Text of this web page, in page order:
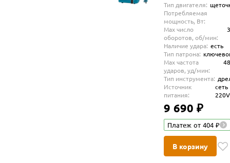
Тип двигателя:
Потребляемая
мощность, Вт:
Max число
оборотов, об/мин:
Наличие удара: есть
Тип патрона:
Max частота
ударов, уд/мин:
Тип инструмента:
Источник
питания:
сеть
220V
9 690 ₽
Платеж от 404 ₽
В корзину